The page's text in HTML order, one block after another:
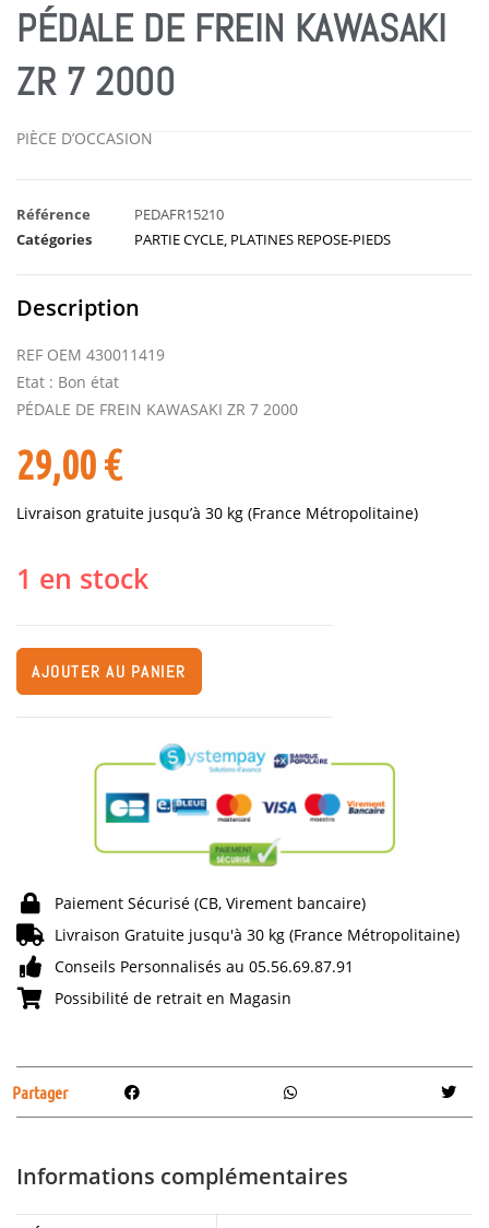
PÉDALE DE FREIN KAWASAKI
ZR 7 2000
PIÈCE D’OCCASION
Référence
PEDAFR15210
Catégories
PARTIE CYCLE PLATINES REPOSE-PIEDS
Description
REF OEM 430011419
Etat : Bon état
PÉDALE DE FREIN KAWASAKI ZR 7 2000
29,00€
Livraison gratuite jusqu’à 30 kg (France Métropolitaine)
1 en stock
AJOUTER AU PANIER
Paiement Sécurisé (CB, Virement bancaire)
Livraison Gratuite jusqu'à 30 kg (France Métropolitaine)
Conseils Personnalisés au 05.56.69.87.91
Possibilité de retrait en Magasin
Partager
Informations complémentaires